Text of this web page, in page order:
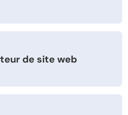
de site web